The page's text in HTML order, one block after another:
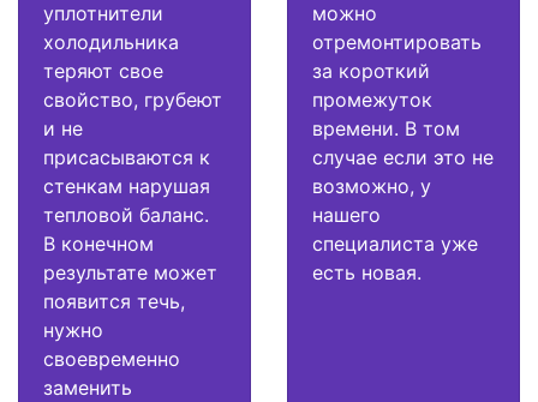
уплотнители
холодильника
теряют свое
свойство, грубеют
и не
присасываются к
стенкам нарушая
тепловой баланс.
В конечном
результате может
появится течь,
нужно
своевременно
заменить
можно
отремонтировать
за короткий
промежуток
времени. В том
случае если это не
возможно, у
нашего
специалиста уже
есть новая.